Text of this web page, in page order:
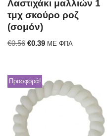
Λαστιχάκι μαλλιών 1
τμχ σκούρο ροζ
(σομόν)
€0.56 €0.39 ΜΕ ΦΠΑ
Προσφορά!